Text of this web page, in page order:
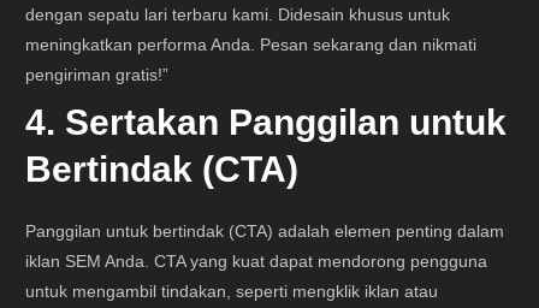
dengan sepatu lari terbaru kami. Didesain khusus untuk
meningkatkan performa Anda. Pesan sekarang dan nikmati
pengiriman gratis!”
4. Sertakan Panggilan untuk
Bertindak (CTA)
Panggilan untuk bertindak (CTA) adalah elemen penting dalam
iklan SEM Anda. CTA yang kuat dapat mendorong pengguna
untuk mengambil tindakan, seperti mengklik iklan atau